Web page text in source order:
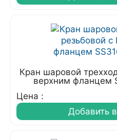
Кран шаровой
верхним фланцем
Цена :
Добавить